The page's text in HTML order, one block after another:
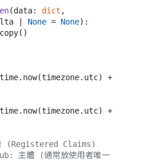
(data: dict ,
| None = None):
(Registered Claims)
主體 (通常放使用者唯一